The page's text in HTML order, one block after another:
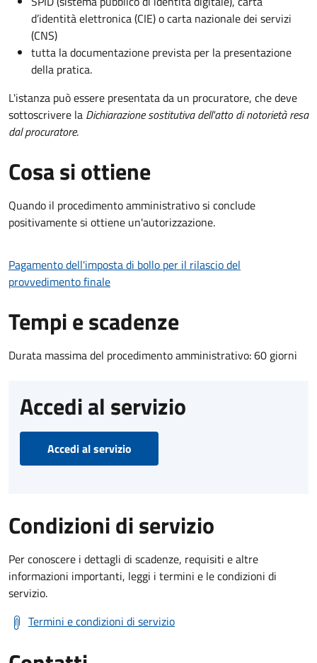
d’identità elettronica (CIE) o carta nazionale dei servizi
(CNS)
tutta la documentazione prevista per la presentazione
della pratica.
L'istanza può essere presentata da un procuratore, che deve
sottoscrivere la Dichiarazione sostitutiva dell'atto di notorietà resa
dal procuratore.
Cosa si ottiene
Quando il procedimento amministrativo si conclude
positivamente si ottiene un'autorizzazione.
Pagamento dell'imposta di bollo per il rilascio del
provvedimento finale
Tempi e scadenze
Durata massima del procedimento amministrativo: 60 giorni
Accedi al servizio
Accedi al servizio
Condizioni di servizio
Per conoscere i dettagli di scadenze, requisiti e altre
informazioni importanti, leggi i termini e le condizioni di
servizio.
Termini e condizioni di servizio